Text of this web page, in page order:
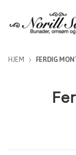
HJEM FERDIG